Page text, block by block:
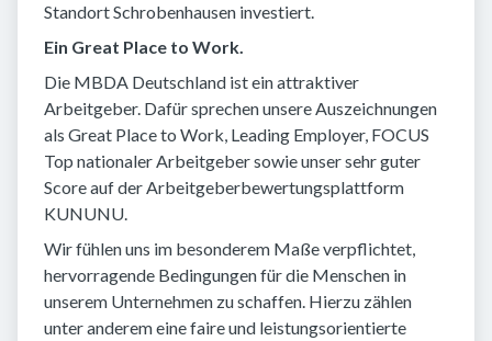
Standort Schrobenhausen investiert.
Ein Great Place to Work.
Die MBDA Deutschland ist ein attraktiver
Arbeitgeber. Dafür sprechen unsere Auszeichnungen
als Great Place to Work, Leading Employer, FOCUS
Top nationaler Arbeitgeber sowie unser sehr guter
Score auf der Arbeitgeberbewertungsplattform
KUNUNU.
Wir fühlen uns im besonderem Maße verpflichtet,
hervorragende Bedingungen für die Menschen in
unserem Unternehmen zu schaffen. Hierzu zählen
unter anderem eine faire und leistungsorientierte